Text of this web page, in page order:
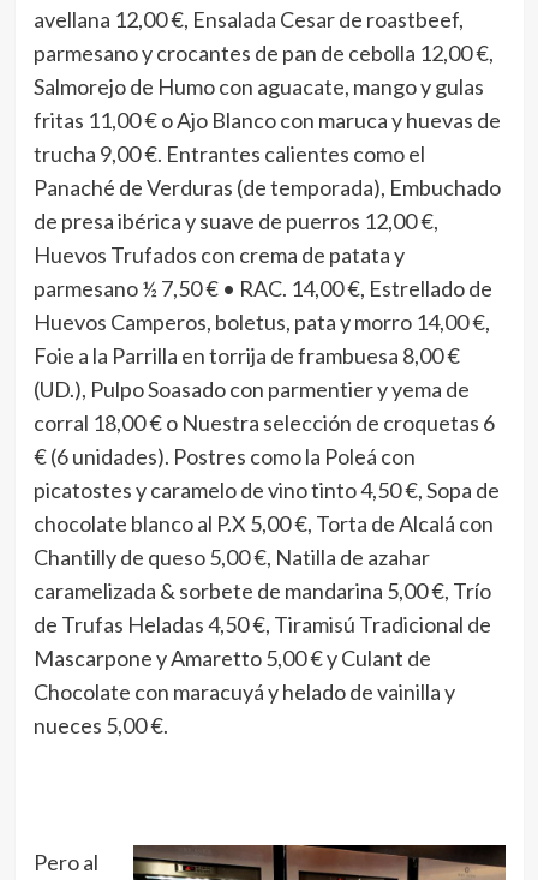
avellana 12,00 €, Ensalada Cesar de roastbeef,
parmesano y crocantes de pan de cebolla 12,00 €,
Salmorejo de Humo con aguacate, mango y gulas
fritas 11,00 € o Ajo Blanco con maruca y huevas de
trucha 9,00 €. Entrantes calientes como el
Panaché de Verduras (de temporada), Embuchado
de presa ibérica y suave de puerros 12,00 €,
Huevos Trufados con crema de patata y
parmesano ½ 7,50 € • RAC. 14,00 €, Estrellado de
Huevos Camperos, boletus, pata y morro 14,00 €,
Foie a la Parrilla en torrija de frambuesa 8,00 €
(UD.), Pulpo Soasado con parmentier y yema de
corral 18,00 € o Nuestra selección de croquetas 6
€ (6 unidades). Postres como la Poleá con
picatostes y caramelo de vino tinto 4,50 €, Sopa de
chocolate blanco al P.X 5,00 €, Torta de Alcalá con
Chantilly de queso 5,00 €, Natilla de azahar
caramelizada & sorbete de mandarina 5,00 €, Trío
de Trufas Heladas 4,50 €, Tiramisú Tradicional de
Mascarpone y Amaretto 5,00 € y Culant de
Chocolate con maracuyá y helado de vainilla y
nueces 5,00 €.
Pero al